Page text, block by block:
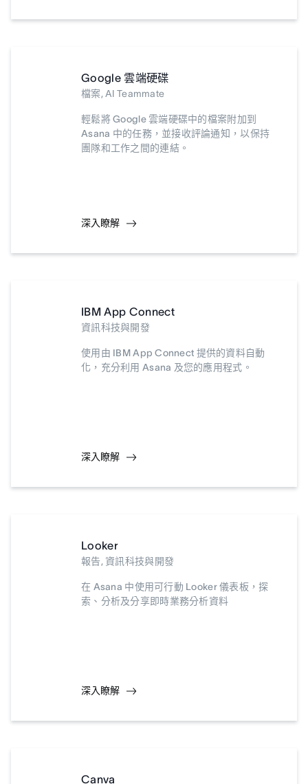
Google 雲端硬碟
檔案, AI Teammate
輕鬆將 Google 雲端硬碟中的檔案附加到
Asana 中的任務，並接收評論通知，以保持
團隊和工作之間的連結。
深入瞭解
IBM App Connect
資訊科技與開發
使用由 IBM App Connect 提供的資料自動
化，充分利用 Asana 及您的應用程式。
深入瞭解
Looker
報告, 資訊科技與開發
在 Asana 中使用可行動 Looker 儀表板，探
索、分析及分享即時業務分析資料
深入瞭解
Canva